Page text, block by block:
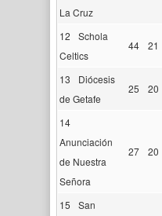
La Cruz
12
Schola
Celtics
44 21
13
Diócesis
de Getafe
25 20
14
Anunciación
de Nuestra
Señora
27 20
15
San